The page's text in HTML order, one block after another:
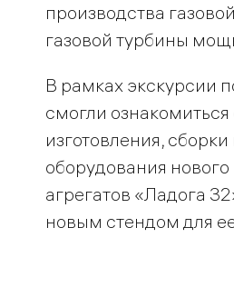
производства
газовой турбины
В рамках экскурсии
смогли
изготовления,
оборудования
агрегатов «Ладога
новым стендом для